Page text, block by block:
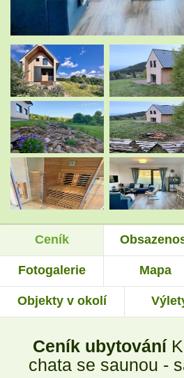
Ceník
Fotogalerie Mapa
Objekty v okolí
Ceník ubytování
chata se saunou -